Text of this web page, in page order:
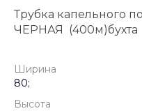
Трубка капельного
ЧЕРНАЯ (400м)бухта
Ширина
80;
Высота